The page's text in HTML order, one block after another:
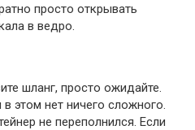
просто открывать
в ведро.
шланг, просто ожидайте.
этом нет ничего сложного.
не переполнился. Если